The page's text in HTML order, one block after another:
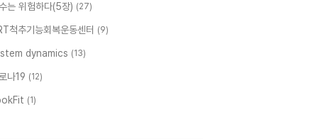
는 위험하다(5장) (27)
척추기능회복운동센터 (9)
dynamics (13)
나19 (12)
(1)